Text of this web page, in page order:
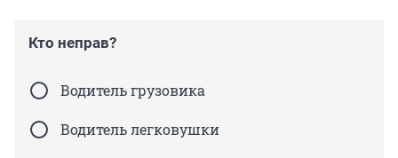
Кто неправ?
Водитель грузовика
Водитель легковушки